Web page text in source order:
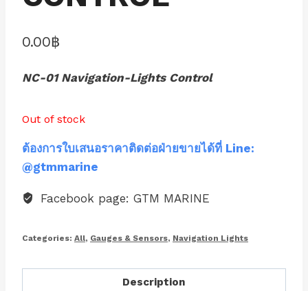
0.00฿
NC-01 Navigation-Lights Control
Out of stock
ต้องการใบเสนอราคาติดต่อฝ่ายขายได้ที่ Line:
@gtmmarine
Facebook page: GTM MARINE
Categories: All, Gauges & Sensors, Navigation Lights
Description